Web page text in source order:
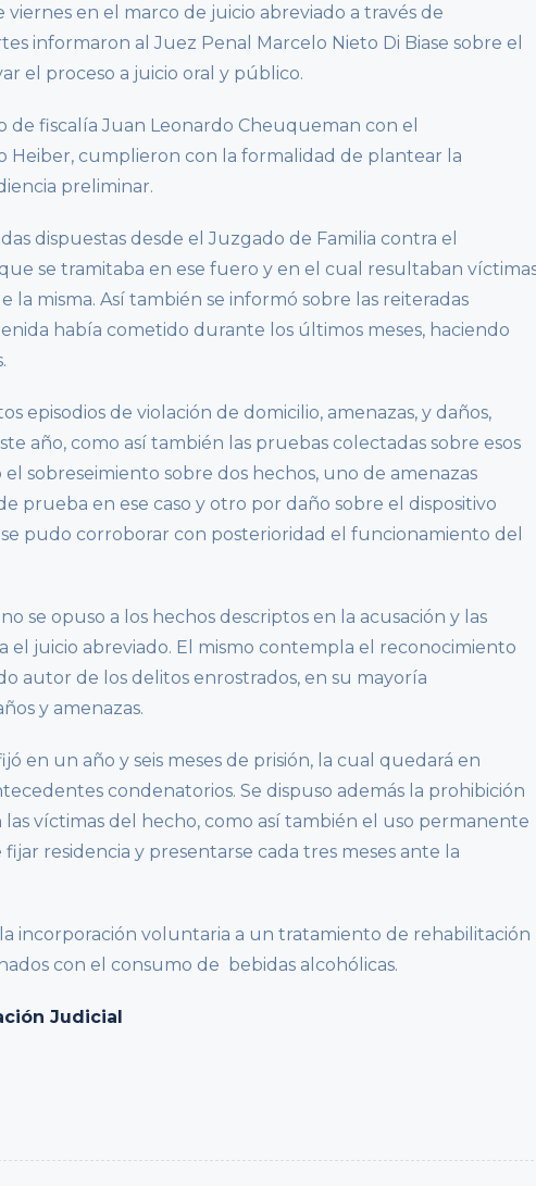
viernes en el marco de juicio abreviado a través de
informaron al Juez Penal Marcelo Nieto Di Biase sobre el
el proceso a juicio oral y público.
fiscalía Juan Leonardo Cheuqueman con el
Heiber, cumplieron con la formalidad de plantear la
preliminar.
dispuestas desde el Juzgado de Familia contra el
se tramitaba en ese fuero y en el cual resultaban
la misma. Así también se informó sobre las reiteradas
había cometido durante los últimos meses, haciendo
episodios de violación de domicilio, amenazas, y daños,
año, como así también las pruebas colectadas sobre esos
sobreseimiento sobre dos hechos, uno de amenazas
prueba en ese caso y otro por daño sobre el dispositivo
pudo corroborar con posterioridad el funcionamiento del
se opuso a los hechos descriptos en la acusación y las
el juicio abreviado. El mismo contempla el reconocimiento
autor de los delitos enrostrados, en su mayoría
y amenazas.
en un año y seis meses de prisión, la cual quedará en
condenatorios. Se dispuso además la prohibición
víctimas del hecho, como así también el uso permanente
residencia y presentarse cada tres meses ante la
la incorporación voluntaria a un tratamiento de rehabilitación
con el consumo de bebidas alcohólicas.
Judicial